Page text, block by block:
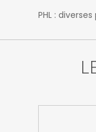
PHL :